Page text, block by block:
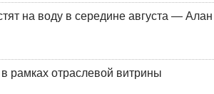
на воду в середине августа — Алан
рамках отраслевой витрины